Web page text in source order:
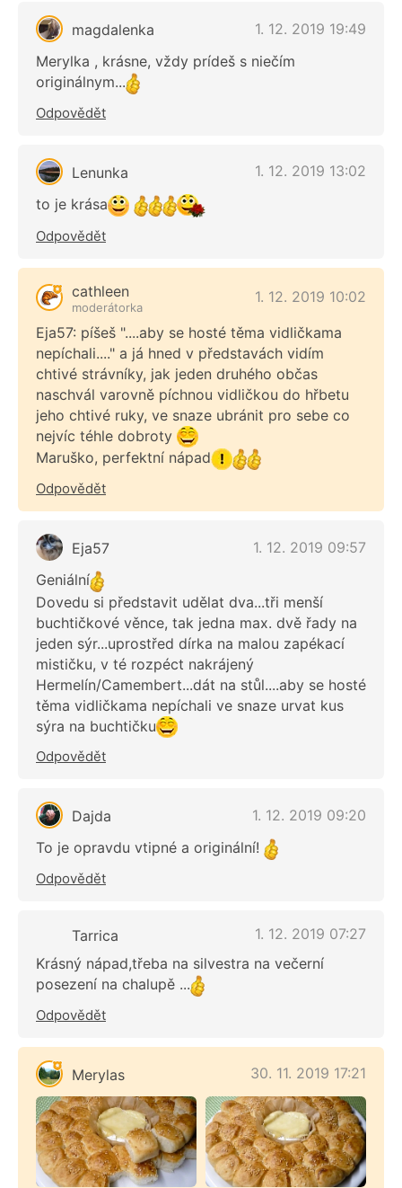
magdalenka
1. 12. 2019 19:49
Merylka , krásne, vždy prídeš s niečím
originálnym...
Odpovědět
Lenunka
1. 12. 2019 13:02
to je krása
Odpovědět
cathleen
moderátorka
1. 12. 2019 10:02
Eja57: píšeš "....aby se hosté těma vidličkama
nepíchali...." a já hned v představách vidím
chtivé strávníky, jak jeden druhého občas
naschvál varovně píchnou vidličkou do hřbetu
jeho chtivé ruky, ve snaze ubránit pro sebe co
nejvíc téhle dobroty
Maruško, perfektní nápad
Odpovědět
Eja57
1. 12. 2019 09:57
Geniální
Dovedu si představit udělat dva...tři menší
buchtičkové věnce, tak jedna max. dvě řady na
jeden sýr...uprostřed dírka na malou zapékací
mističku, v té rozpéct nakrájený
Hermelín/Camembert...dát na stůl....aby se hosté
těma vidličkama nepíchali ve snaze urvat kus
sýra na buchtičku
Odpovědět
Dajda
1. 12. 2019 09:20
To je opravdu vtipné a originální!
Odpovědět
Tarrica
1. 12. 2019 07:27
Krásný nápad,třeba na silvestra na večerní
posezení na chalupě ...
Odpovědět
Merylas 30. 11. 2019 17:21